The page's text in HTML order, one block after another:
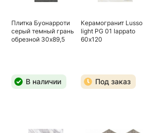
Плитка Буонарроти
серый темный грань
обрезной 30х89,5
В наличии
Керамогранит Lusso
light PG 01 lappato
60х120
Под заказ